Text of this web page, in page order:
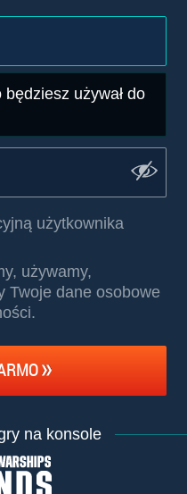
używał do
użytkownika
używamy,
Twoje dane osobowe
.
na konsole